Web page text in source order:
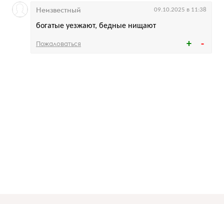
богатые уезжают, бедные нищают
Неизвестный 09.10.2025 в 11:38
Пожаловаться